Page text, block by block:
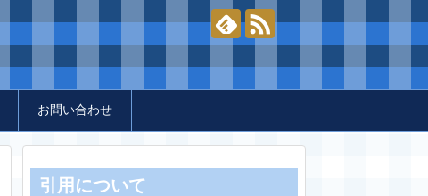
お問い合わせ
引用について